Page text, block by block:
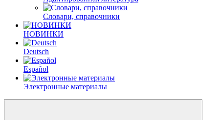
Словари, справочники
НОВИНКИ
Deutsch
Español
Электронные материалы